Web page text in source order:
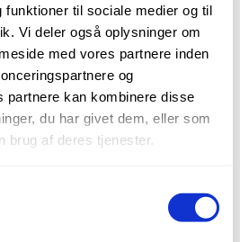
funktioner til sociale medier og til
Vi deler også oplysninger om
med vores partnere inden
og
partnere kan kombinere disse
du har givet dem, eller som
brug af deres tjenester.
P021-025 Kategori:Ex & Kirurgi
,Knogleopbygning,